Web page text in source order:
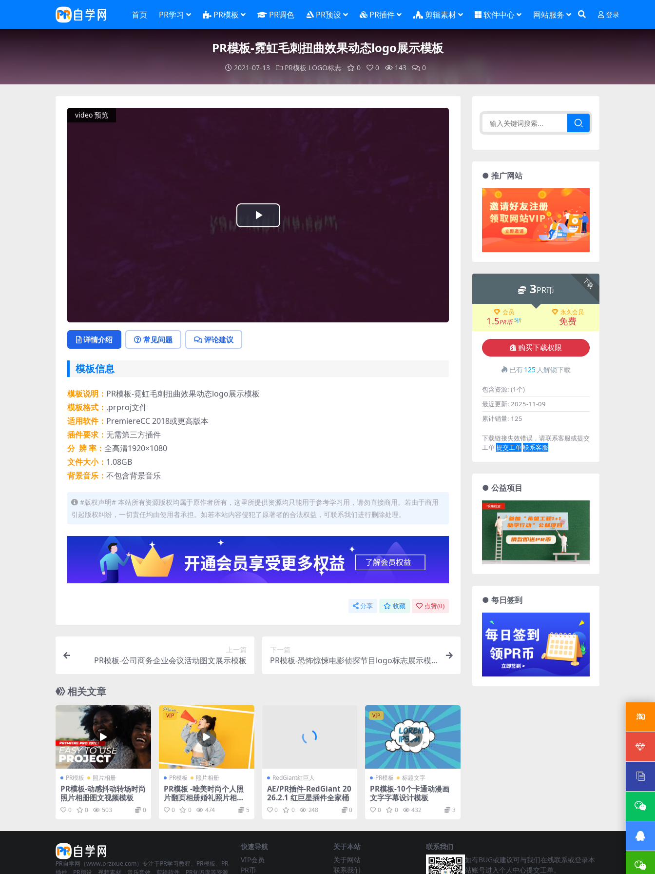
首页 PR学习 PR模板 PR调色 PR预设 PR插件 剪辑素材 软件中心 网站服务 登录
PR模板-霓虹毛刺扭曲效果动态logo展示模板
2021-07-13 PR模板 LOGO标志 0 0 143 0
video 预览
Play
详情介绍 常见问题 评论建议
模板信息
模板说明： PR模板-霓虹毛刺扭曲效果动态logo展示模板
模板格式： .prproj文件
适用软件： PremiereCC 2018或更高版本
插件要求： 无需第三方插件
分 辨 率： 全高清1920×1080
文件大小： 1.08GB
背景音乐： 不包含背景音乐
#版权声明# 本站所有资源版权均属于原作者所有，这里所提供资源均只能用于参考学习用，请勿直接商用。若由于商用
引起版权纠纷，一切责任均由使用者承担。如若本站内容侵犯了原著者的合法权益，可联系我们进行删除处理。
分享 收藏 点赞(0)
上一篇
PR模板-公司商务企业会议活动图文展示模板
下一篇
PR模板-恐怖惊悚电影侦探节目logo标志展示模
相关文章
PR模板 照片相册
PR模板-动感抖动转场时尚
照片相册图文视频模板
0 0 503 0
VIP
PR模板 照片相册
PR模板 -唯美时尚个人照
片翻页相册婚礼照片相册
视频模板
0 0 474 5
RedGiant红巨人
AE/PR插件-RedGiant 20
26.2.1 红巨星插件全家桶
0 0 248 0
VIP
PR模板 标题文字
PR模板-10个卡通动漫画
文字字幕设计模板
0 0 432 3
● 推广网站
下载
3PR币
会员
1.5PR币 5折
永久会员
免费
购买下载权限
已有125 人解锁下载
包含资源: (1个)
最近更新: 2025-11-09
累计销量: 125
下载链接失效错误，请联系客服或提交
工单提交工单联系客服
● 公益项目
● 每日签到
PR自学网（www.przixue.com）专注于PR学习教程、PR模板、PR
快速导航
VIP会员
PR币
关于本站
关于网站
联系我们
联系我们
如有BUG或建议可与我们在线联系或登录本
站账号进入个人中心提交工单。